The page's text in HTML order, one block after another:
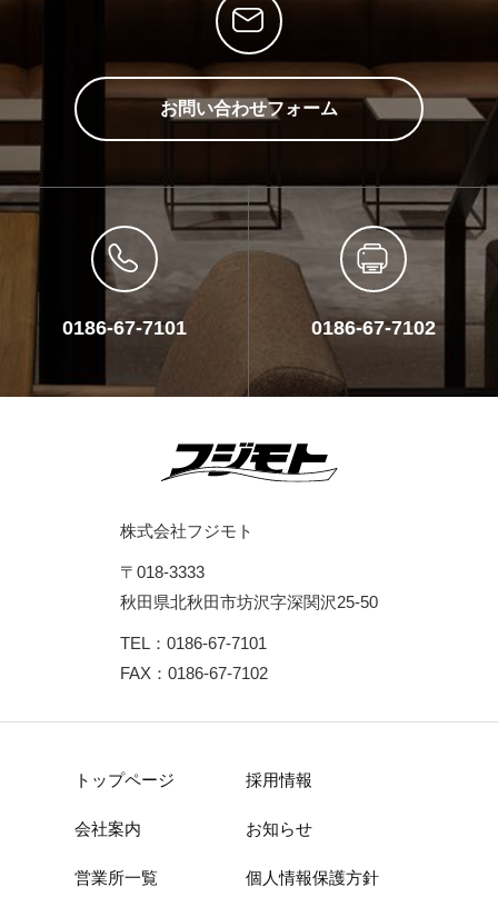
お問い合わせフォーム
0186-67-7101 0186-67-7102
株式会社フジモト
〒018-3333
秋田県北秋田市坊沢字深関沢25-50
TEL：0186-67-7101
FAX：0186-67-7102
トップページ
会社案内
営業所一覧
採用情報
お知らせ
個人情報保護方針